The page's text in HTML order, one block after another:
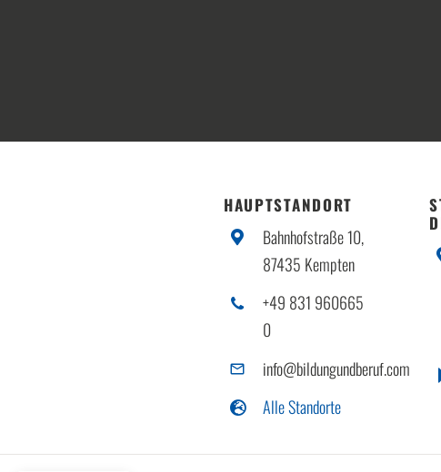
HAUPTSTANDORT
Bahnhofstraße 10,
87435 Kempten
+49 831 960665
0
info@bildungundberuf.com
Alle Standorte